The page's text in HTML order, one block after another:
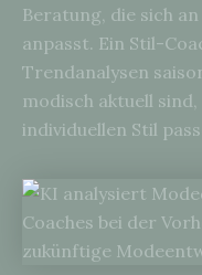
Beratung, die sich
anpasst. Ein Stil-
Trendanalysen
modisch aktuell
individuellen Stil